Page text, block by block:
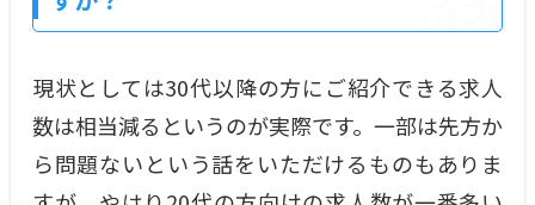
現状としては30代以降の方にご紹介できる求人
数は相当減るというのが実際です。一部は先方か
ら問題ないという話をいただけるものもありま